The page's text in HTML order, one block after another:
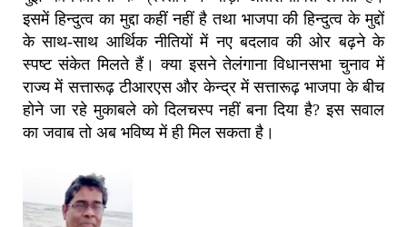
इसमें हिन्दुत्व का मुद्दा कहीं नहीं है तथा भाजपा की हिन्दुत्व ‌के मुद्दों
के साथ-साथ आर्थिक नीतियों में नए बदलाव की ओर बढ़ने के
स्पष्ट संकेत मिलते हैं। क्या इसने तेलंगाना विधानसभा चुनाव में
राज्य में सत्तारूढ़ टीआरएस और केन्द्र में सत्तारूढ़ भाजपा के बीच
होने जा रहे मुकाबले को दिलचस्प नहीं बना दिया है? इस सवाल
का जवाब तो अब भविष्य में ही मिल सकता है।